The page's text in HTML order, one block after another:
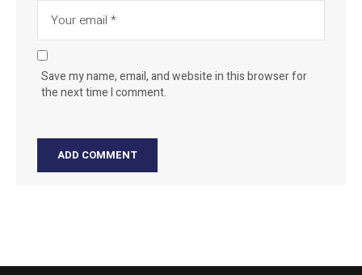
Save my name, email, and website in this browser for
the next time I comment.